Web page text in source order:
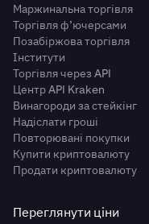
Маржинальна торгівля
Торгівля ф’ючерсами
Позабіржова торгівля
Інститути
Торгівля через API
Центр API Kraken
Винагороди за стейкінг
Надіслати гроші
Повторювані покупки
Купити криптовалюту
Продати криптовалюту
Переглянути ціни